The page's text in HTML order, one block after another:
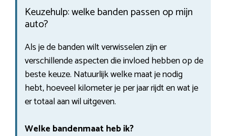
Keuzehulp: welke banden passen op mijn
auto?
Als je de banden wilt verwisselen zijn er
verschillende aspecten die invloed hebben op de
beste keuze. Natuurlijk welke maat je nodig
hebt, hoeveel kilometer je per jaar rijdt en wat je
er totaal aan wil uitgeven.
Welke bandenmaat heb ik?